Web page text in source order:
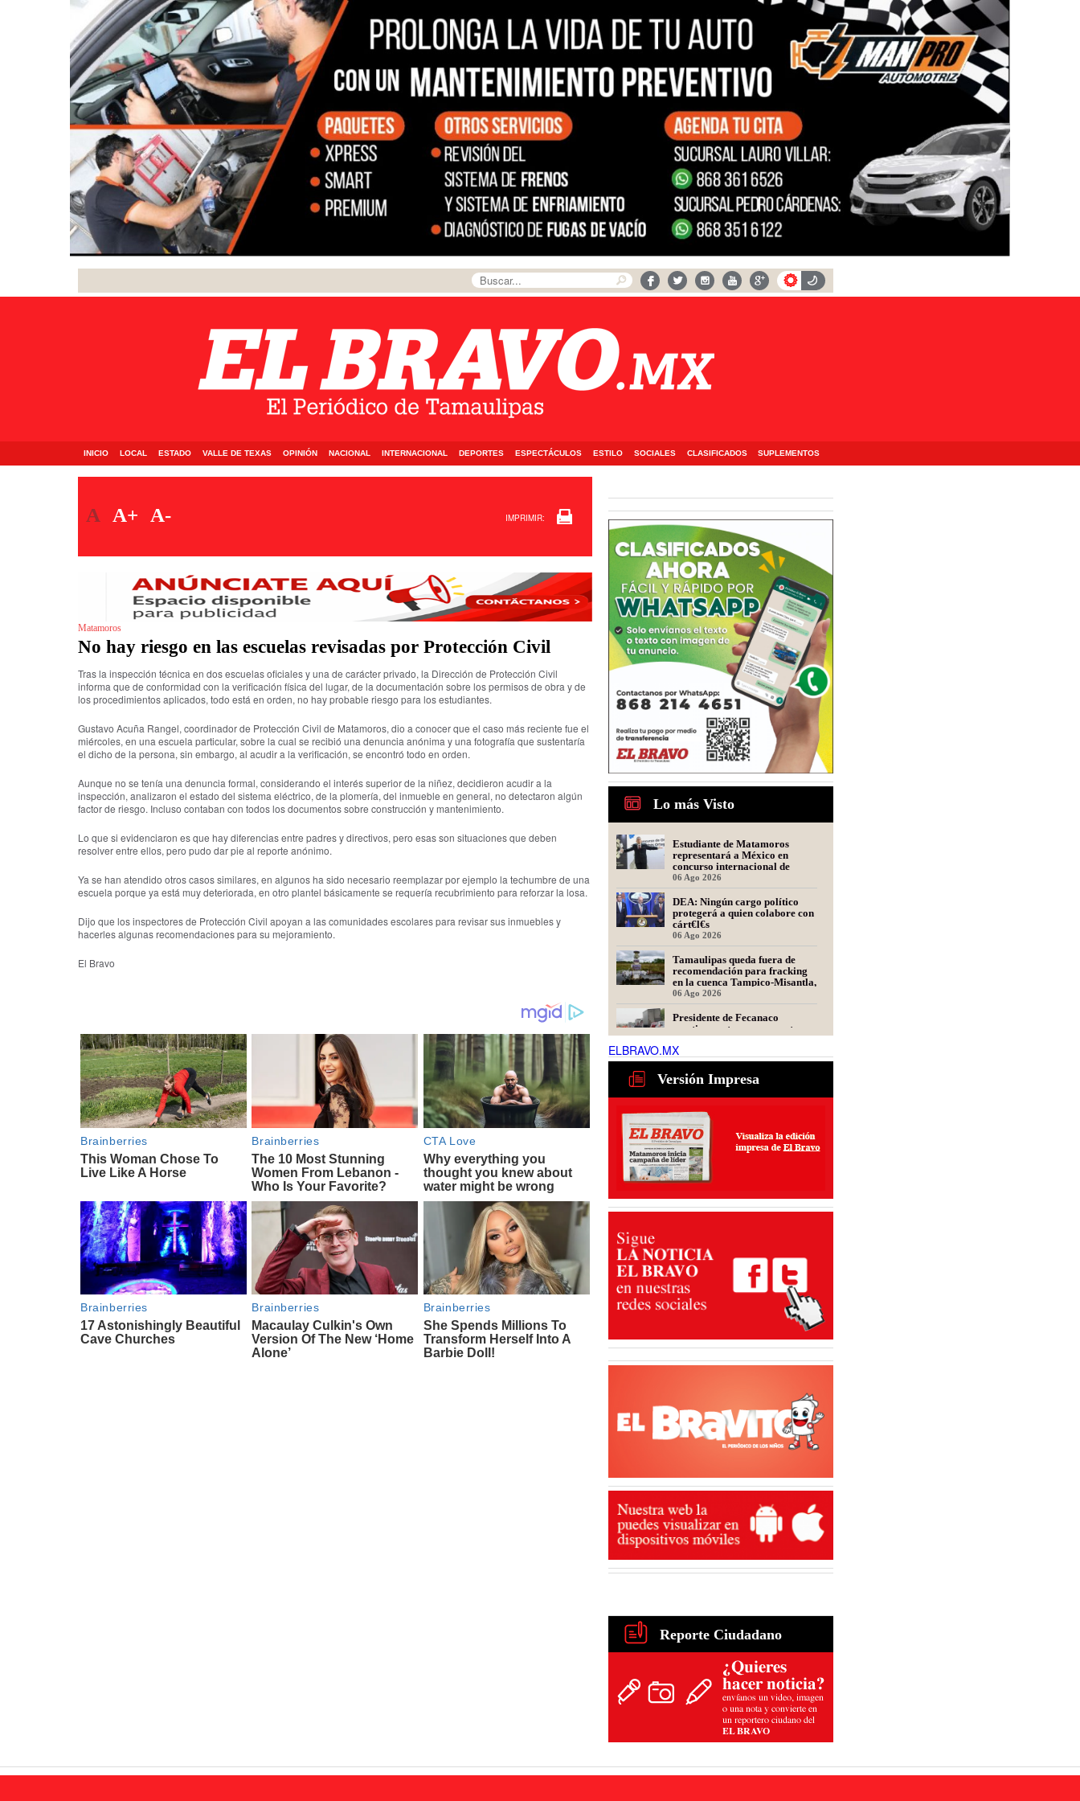
INICIO LOCAL ESTADO VALLE DE TEXAS OPINIÓN NACIONAL INTERNACIONAL DEPORTES ESPECTÁCULOS ESTILO SOCIALES CLASIFICADOS SUPLEMENTOS
A A+ A- IMPRIMIR:
Matamoros
No hay riesgo en las escuelas revisadas por Protección Civil
Tras la inspección técnica en dos escuelas oficiales y una de carácter privado, la Dirección de Protección Civil
informa que de conformidad con la verificación física del lugar, de la documentación sobre los permisos de obra y de
los procedimientos aplicados, todo está en orden, no hay probable riesgo para los estudiantes.
Gustavo Acuña Rangel, coordinador de Protección Civil de Matamoros, dio a conocer que el caso más reciente fue el
miércoles, en una escuela particular, sobre la cual se recibió una denuncia anónima y una fotografía que sustentaría
el dicho de la persona, sin embargo, al acudir a la verificación, se encontró todo en orden.
Aunque no se tenía una denuncia formal, considerando el interés superior de la niñez, decidieron acudir a la
inspección, analizaron el estado del sistema eléctrico, de la plomería, del inmueble en general, no detectaron algún
factor de riesgo. Incluso contaban con todos los documentos sobre construcción y mantenimiento.
Lo que si evidenciaron es que hay diferencias entre padres y directivos, pero esas son situaciones que deben
resolver entre ellos, pero pudo dar pie al reporte anónimo.
Ya se han atendido otros casos similares, en algunos ha sido necesario reemplazar por ejemplo la techumbre de una
escuela porque ya está muy deteriorada, en otro plantel básicamente se requería recubrimiento para reforzar la losa.
Dijo que los inspectores de Protección Civil apoyan a las comunidades escolares para revisar sus inmuebles y
hacerles algunas recomendaciones para su mejoramiento.
El Bravo
Lo más Visto
Estudiante de Matamoros
representará a México en
concurso internacional de
oratoria en Perú
06 Ago 2026
DEA: Ningún cargo político
protegerá a quien colabore con
cárt€l€s
06 Ago 2026
Tamaulipas queda fuera de
recomendación para fracking
en la cuenca Tampico-Misantla,
informa comité científico
06 Ago 2026
Presidente de Fecanaco
cuestiona retenes en carreteras
generan molestias
06 Ago 2026
Obras de infraestructura y
mejoramiento vial transforman
colonias de Matamoros
ELBRAVO.MX
Versión Impresa
Reporte Ciudadano